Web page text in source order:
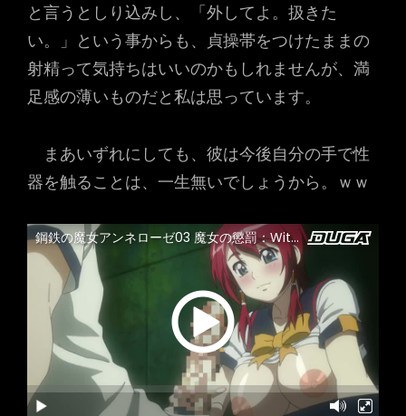
と言うとしり込みし、「外してよ。扱きた
い。」という事からも、貞操帯をつけたままの
射精って気持ちはいいのかもしれませんが、満
足感の薄いものだと私は思っています。
まあいずれにしても、彼は今後自分の手で性
器を触ることは、一生無いでしょうから。ｗｗ